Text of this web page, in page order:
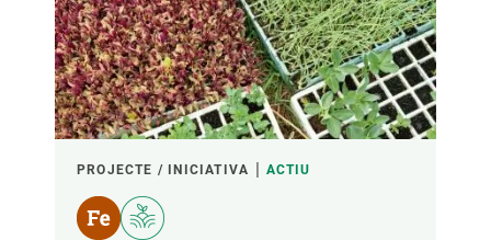
PROJECTE / INICIATIVA ACTIU